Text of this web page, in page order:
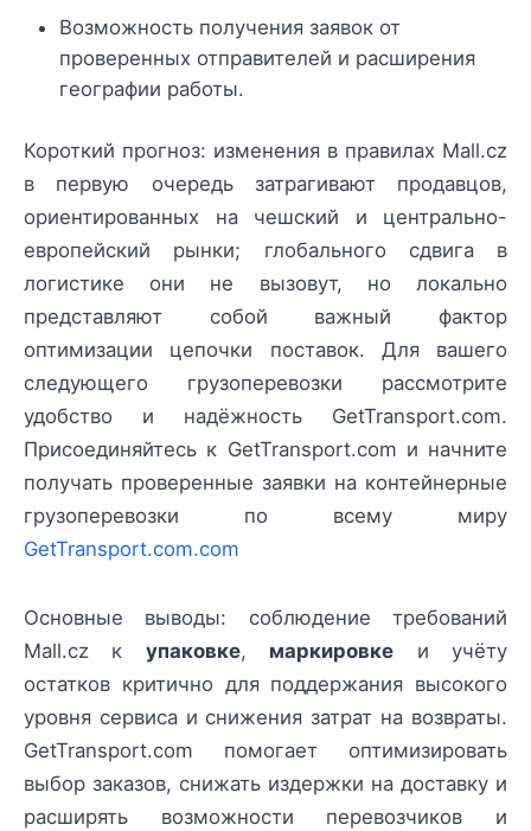
Возможность получения заявок от
проверенных отправителей и расширения
географии работы.
Короткий прогноз: изменения в правилах Mall.cz
в первую очередь затрагивают продавцов,
ориентированных на чешский и центрально-
европейский рынки; глобального сдвига в
логистике они не вызовут, но локально
представляют собой важный фактор
оптимизации цепочки поставок. Для вашего
следующего грузоперевозки рассмотрите
удобство и надёжность GetTransport.com.
Присоединяйтесь к GetTransport.com и начните
получать проверенные заявки на контейнерные
грузоперевозки по всему миру
GetTransport.com.com
Основные выводы: соблюдение требований
Mall.cz к упаковке, маркировке и учёту
остатков критично для поддержания высокого
уровня сервиса и снижения затрат на возвраты.
GetTransport.com помогает оптимизировать
выбор заказов, снижать издержки на доставку и
расширять возможности перевозчиков и